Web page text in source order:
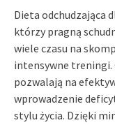
Dieta odchudzająca
którzy pragną
wiele czasu na
intensywne treningi.
pozwalają na
wprowadzenie
stylu życia. Dzięki